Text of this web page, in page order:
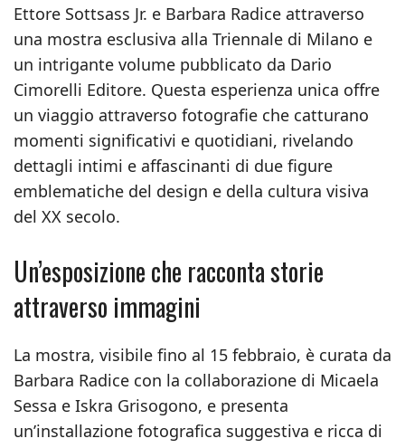
Ettore Sottsass Jr. e Barbara Radice attraverso
una mostra esclusiva alla Triennale di Milano e
un intrigante volume pubblicato da Dario
Cimorelli Editore. Questa esperienza unica offre
un viaggio attraverso fotografie che catturano
momenti significativi e quotidiani, rivelando
dettagli intimi e affascinanti di due figure
emblematiche del design e della cultura visiva
del XX secolo.
Un’esposizione che racconta storie
attraverso immagini
La mostra, visibile fino al 15 febbraio, è curata da
Barbara Radice con la collaborazione di Micaela
Sessa e Iskra Grisogono, e presenta
un’installazione fotografica suggestiva e ricca di